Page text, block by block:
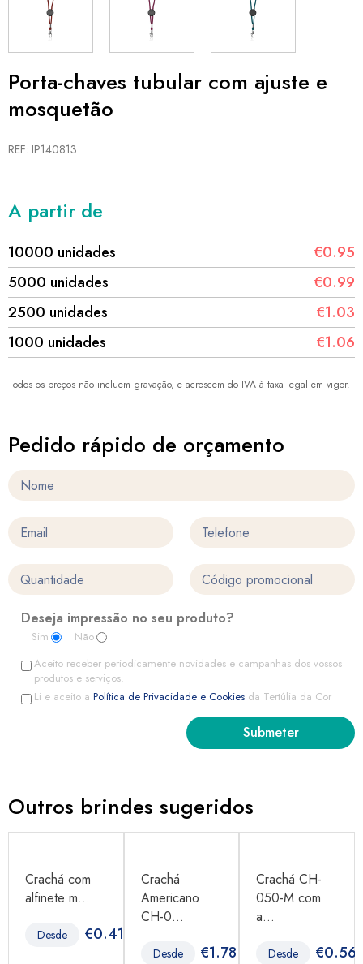
Porta-chaves tubular com ajuste e
mosquetão
REF: IP140813
A partir de
10000 unidades
€0.95
5000 unidades
€0.99
2500 unidades
€1.03
1000 unidades
€1.06
Todos os preços não incluem gravação, e acrescem do IVA à taxa legal em vigor.
Pedido rápido de orçamento
Deseja impressão no seu produto?
Sim
Não
Aceito receber periodicamente novidades e campanhas dos vossos
produtos e serviços.
Li e aceito a Política de Privacidade e Cookies da Tertúlia da Cor
Outros brindes sugeridos
Crachá com
alfinete m...
Desde €0.41
Crachá
Americano
CH-0...
Desde €1.78
Crachá CH-
050-M com
a...
Desde €0.56